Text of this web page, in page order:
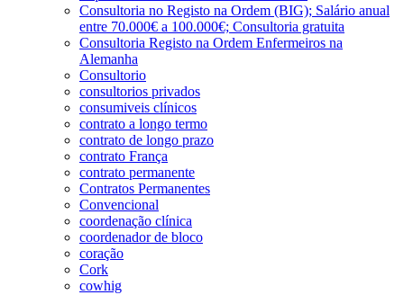
Consultoria no Registo na Ordem (BIG); Salário anual
entre 70.000€ a 100.000€; Consultoria gratuita
Consultoria Registo na Ordem Enfermeiros na
Alemanha
Consultorio
consultorios privados
consumiveis clínicos
contrato a longo termo
contrato de longo prazo
contrato França
contrato permanente
Contratos Permanentes
Convencional
coordenação clínica
coordenador de bloco
coração
Cork
cowhig